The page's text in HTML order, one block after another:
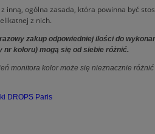
z inną, ogólna zasada, która powinna być
z nich.
zakup odpowiedniej ilości do
nr koloru) mogą się od siebie różnić.
monitora kolor może się nieznacznie
DROPS Paris